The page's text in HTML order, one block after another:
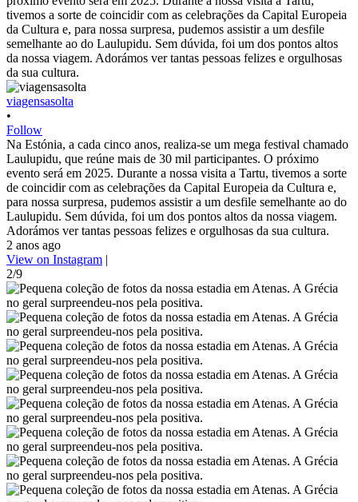
viagensasolta
•
Follow
Na Estónia, a cada cinco anos, realiza-se um mega festival chamado
Laulupidu, que reúne mais de 30 mil participantes. O próximo
evento será em 2025. Durante a nossa visita a Tartu, tivemos a sorte
de coincidir com as celebrações da Capital Europeia da Cultura e,
para nossa surpresa, pudemos assistir a um desfile semelhante ao do
Laulupidu. Sem dúvida, foi um dos pontos altos da nossa viagem.
Adorámos ver tantas pessoas felizes e orgulhosas da sua cultura.
2 anos ago
View on Instagram |
2/9